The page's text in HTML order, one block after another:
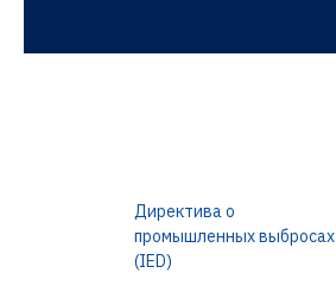
Директива о
промышленных выбросах
(IED)